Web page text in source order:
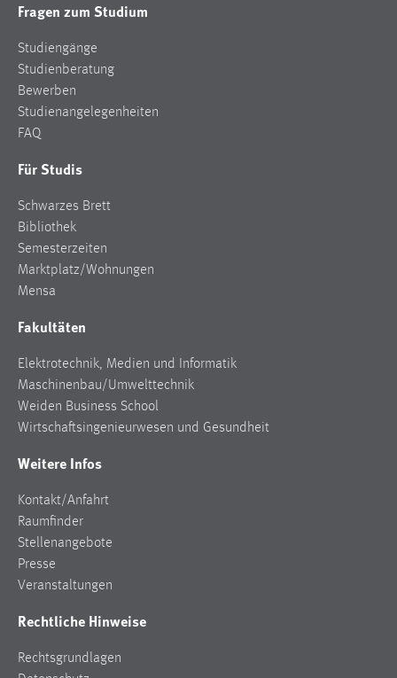
Fragen zum Studium
Studiengänge
Studienberatung
Bewerben
Studienangelegenheiten
FAQ
Für Studis
Schwarzes Brett
Bibliothek
Semesterzeiten
Marktplatz/Wohnungen
Mensa
Fakultäten
Elektrotechnik, Medien und Informatik
Maschinenbau/Umwelttechnik
Weiden Business School
Wirtschaftsingenieurwesen und Gesundheit
Weitere Infos
Kontakt/Anfahrt
Raumfinder
Stellenangebote
Presse
Veranstaltungen
Rechtliche Hinweise
Rechtsgrundlagen
STATISTIK
Statistik Cookies erfassen Informationen anonym.
Diese Informationen helfen uns zu verstehen, wie
Matomo
Name:
_pk_ref, _pk_cvar, _pk_id, _pk_ses
Zweck:
Zugriffsstatistik
Max. 13 Monate
MARKETING
Marketing Cookies werden von Drittanbietern
Sie tun dies, indem sie Besucher über Websites
hinweg verfolgen.
Google Ads
_gcl_au
Anbieter: